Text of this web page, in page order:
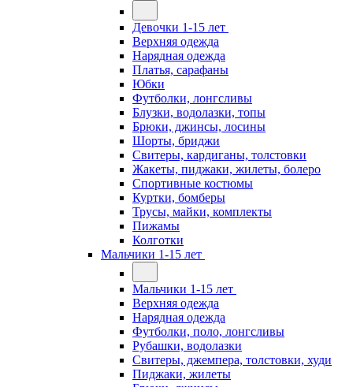
Девочки 1-15 лет
Верхняя одежда
Нарядная одежда
Платья, сарафаны
Юбки
Футболки, лонгсливы
Блузки, водолазки, топы
Брюки, джинсы, лосины
Шорты, бриджи
Свитеры, кардиганы, толстовки
Жакеты, пиджаки, жилеты, болеро
Спортивные костюмы
Куртки, бомберы
Трусы, майки, комплекты
Пижамы
Колготки
Мальчики 1-15 лет
Мальчики 1-15 лет
Верхняя одежда
Нарядная одежда
Футболки, поло, лонгсливы
Рубашки, водолазки
Свитеры, джемпера, толстовки, худи
Пиджаки, жилеты